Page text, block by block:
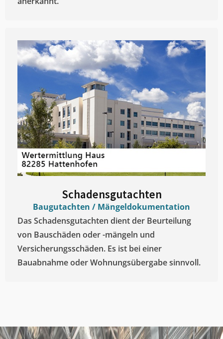
Schadensgutachten
Baugutachten / Mängeldokumentation
Das Schadensgutachten dient der Beurteilung
von Bauschäden oder -mängeln und
Versicherungsschäden. Es ist bei einer
Bauabnahme oder Wohnungsübergabe sinnvoll.